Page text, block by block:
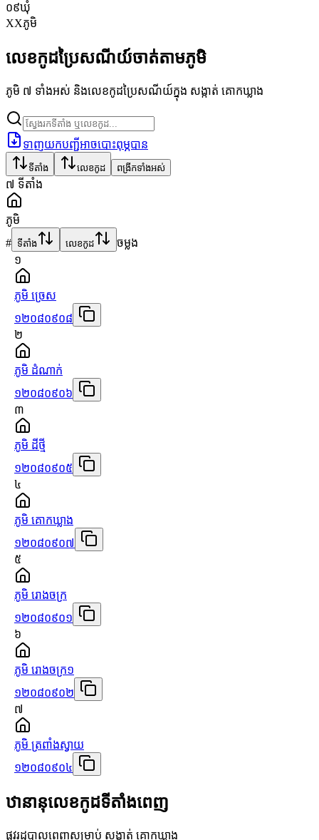
០៩ឃុំ
XXភូមិ
លេខកូដប្រៃសណីយ៍ចាត់តាមភូមិ
ភូមិ ៧ ទាំងអស់ និងលេខកូដប្រៃសណីយ៍ក្នុង សង្កាត់ គោកឃ្លាង
ទាញយកបញ្ជីអាចបោះពុម្ភបាន
ទីតាំង លេខកូដ ពង្រីកទាំងអស់
៧ ទីតាំង
ភូមិ
# ទីតាំង លេខកូដ
ចម្លង
១
ភូមិ ច្រេស
១២០៨០៩០៨
២
ភូមិ ដំណាក់
១២០៨០៩០៦
៣
ភូមិ ដីថ្មី
១២០៨០៩០៥
៤
ភូមិ គោកឃ្លាង
១២០៨០៩០៧
៥
ភូមិ រោងចក្រ
១២០៨០៩០១
៦
ភូមិ រោងចក្រ១
១២០៨០៩០២
៧
ភូមិ ត្រពាំងស្វាយ
១២០៨០៩០៤
ឋានានុលេខកូដទីតាំងពេញ
ផ្លូវរដ្ឋបាលពេញសម្រាប់ សង្កាត់ គោកឃ្លាង